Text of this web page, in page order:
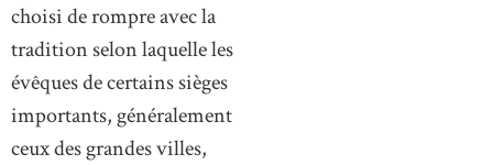
choisi de rompre avec la
tradition selon laquelle les
évêques de certains sièges
importants, généralement
ceux des grandes villes,